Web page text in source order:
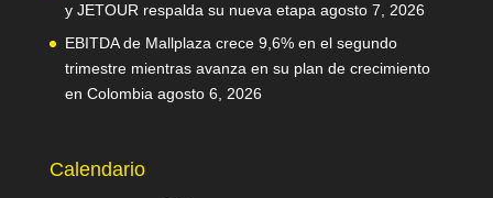
y JETOUR respalda su nueva etapa agosto 7, 2026
EBITDA de Mallplaza crece 9,6% en el segundo
trimestre mientras avanza en su plan de crecimiento
en Colombia agosto 6, 2026
Calendario